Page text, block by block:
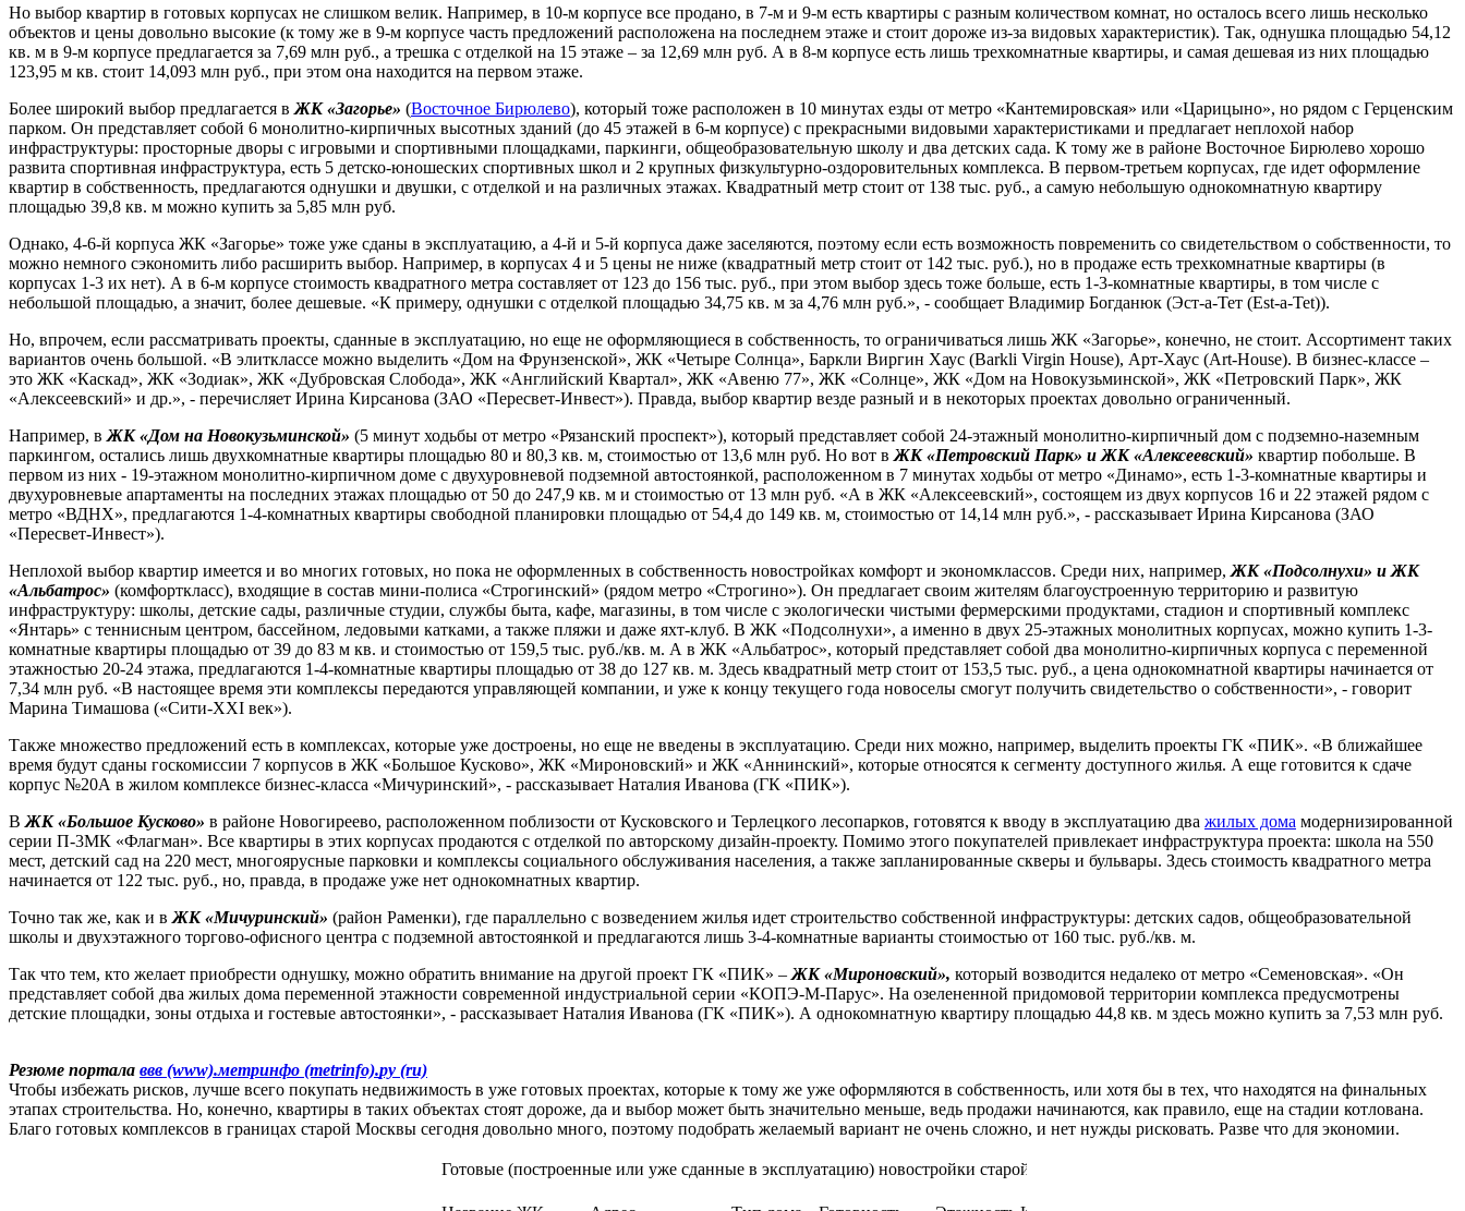
Но выбор квартир в готовых корпусах не слишком велик. Например, в 10-м корпусе все продано, в 7-м и 9-м есть квартиры с разным количеством комнат, но осталось всего лишь несколько
объектов и цены довольно высокие (к тому же в 9-м корпусе часть предложений расположена на последнем этаже и стоит дороже из-за видовых характеристик). Так, однушка площадью 54,12
кв. м в 9-м корпусе предлагается за 7,69 млн руб., а трешка с отделкой на 15 этаже – за 12,69 млн руб. А в 8-м корпусе есть лишь трехкомнатные квартиры, и самая дешевая из них площадью
123,95 м кв. стоит 14,093 млн руб., при этом она находится на первом этаже.
Более широкий выбор предлагается в ЖК «Загорье» (Восточное Бирюлево), который тоже расположен в 10 минутах езды от метро «Кантемировская» или «Царицыно», но рядом с Герценским
парком. Он представляет собой 6 монолитно-кирпичных высотных зданий (до 45 этажей в 6-м корпусе) с прекрасными видовыми характеристиками и предлагает неплохой набор
инфраструктуры: просторные дворы с игровыми и спортивными площадками, паркинги, общеобразовательную школу и два детских сада. К тому же в районе Восточное Бирюлево хорошо
развита спортивная инфраструктура, есть 5 детско-юношеских спортивных школ и 2 крупных физкультурно-оздоровительных комплекса. В первом-третьем корпусах, где идет оформление
квартир в собственность, предлагаются однушки и двушки, с отделкой и на различных этажах. Квадратный метр стоит от 138 тыс. руб., а самую небольшую однокомнатную квартиру
площадью 39,8 кв. м можно купить за 5,85 млн руб.
Однако, 4-6-й корпуса ЖК «Загорье» тоже уже сданы в эксплуатацию, а 4-й и 5-й корпуса даже заселяются, поэтому если есть возможность повременить со свидетельством о собственности, то
можно немного сэкономить либо расширить выбор. Например, в корпусах 4 и 5 цены не ниже (квадратный метр стоит от 142 тыс. руб.), но в продаже есть трехкомнатные квартиры (в
корпусах 1-3 их нет). А в 6-м корпусе стоимость квадратного метра составляет от 123 до 156 тыс. руб., при этом выбор здесь тоже больше, есть 1-3-комнатные квартиры, в том числе с
небольшой площадью, а значит, более дешевые. «К примеру, однушки с отделкой площадью 34,75 кв. м за 4,76 млн руб.», - сообщает Владимир Богданюк (Эст-а-Тет (Est-a-Tet)).
Но, впрочем, если рассматривать проекты, сданные в эксплуатацию, но еще не оформляющиеся в собственность, то ограничиваться лишь ЖК «Загорье», конечно, не стоит. Ассортимент таких
вариантов очень большой. «В элитклассе можно выделить «Дом на Фрунзенской», ЖК «Четыре Солнца», Баркли Виргин Хаус (Barkli Virgin House), Арт-Хаус (Art-House). В бизнес-классе –
это ЖК «Каскад», ЖК «Зодиак», ЖК «Дубровская Слобода», ЖК «Английский Квартал», ЖК «Авеню 77», ЖК «Солнце», ЖК «Дом на Новокузьминской», ЖК «Петровский Парк», ЖК
«Алексеевский» и др.», - перечисляет Ирина Кирсанова (ЗАО «Пересвет-Инвест»). Правда, выбор квартир везде разный и в некоторых проектах довольно ограниченный.
Например, в ЖК «Дом на Новокузьминской» (5 минут ходьбы от метро «Рязанский проспект»), который представляет собой 24-этажный монолитно-кирпичный дом с подземно-наземным
паркингом, остались лишь двухкомнатные квартиры площадью 80 и 80,3 кв. м, стоимостью от 13,6 млн руб. Но вот в ЖК «Петровский Парк» и ЖК «Алексеевский» квартир побольше. В
первом из них - 19-этажном монолитно-кирпичном доме с двухуровневой подземной автостоянкой, расположенном в 7 минутах ходьбы от метро «Динамо», есть 1-3-комнатные квартиры и
двухуровневые апартаменты на последних этажах площадью от 50 до 247,9 кв. м и стоимостью от 13 млн руб. «А в ЖК «Алексеевский», состоящем из двух корпусов 16 и 22 этажей рядом с
метро «ВДНХ», предлагаются 1-4-комнатных квартиры свободной планировки площадью от 54,4 до 149 кв. м, стоимостью от 14,14 млн руб.», - рассказывает Ирина Кирсанова (ЗАО
«Пересвет-Инвест»).
Неплохой выбор квартир имеется и во многих готовых, но пока не оформленных в собственность новостройках комфорт и экономклассов. Среди них, например, ЖК «Подсолнухи» и ЖК
«Альбатрос» (комфорткласс), входящие в состав мини-полиса «Строгинский» (рядом метро «Строгино»). Он предлагает своим жителям благоустроенную территорию и развитую
инфраструктуру: школы, детские сады, различные студии, службы быта, кафе, магазины, в том числе с экологически чистыми фермерскими продуктами, стадион и спортивный комплекс
«Янтарь» с теннисным центром, бассейном, ледовыми катками, а также пляжи и даже яхт-клуб. В ЖК «Подсолнухи», а именно в двух 25-этажных монолитных корпусах, можно купить 1-3-
комнатные квартиры площадью от 39 до 83 м кв. и стоимостью от 159,5 тыс. руб./кв. м. А в ЖК «Альбатрос», который представляет собой два монолитно-кирпичных корпуса с переменной
этажностью 20-24 этажа, предлагаются 1-4-комнатные квартиры площадью от 38 до 127 кв. м. Здесь квадратный метр стоит от 153,5 тыс. руб., а цена однокомнатной квартиры начинается от
7,34 млн руб. «В настоящее время эти комплексы передаются управляющей компании, и уже к концу текущего года новоселы смогут получить свидетельство о собственности», - говорит
Марина Тимашова («Сити-XXI век»).
Также множество предложений есть в комплексах, которые уже достроены, но еще не введены в эксплуатацию. Среди них можно, например, выделить проекты ГК «ПИК». «В ближайшее
время будут сданы госкомиссии 7 корпусов в ЖК «Большое Кусково», ЖК «Мироновский» и ЖК «Аннинский», которые относятся к сегменту доступного жилья. А еще готовится к сдаче
корпус №20А в жилом комплексе бизнес-класса «Мичуринский», - рассказывает Наталия Иванова (ГК «ПИК»).
В ЖК «Большое Кусково» в районе Новогиреево, расположенном поблизости от Кусковского и Терлецкого лесопарков, готовятся к вводу в эксплуатацию два жилых дома модернизированной
серии П-3МК «Флагман». Все квартиры в этих корпусах продаются с отделкой по авторскому дизайн-проекту. Помимо этого покупателей привлекает инфраструктура проекта: школа на 550
мест, детский сад на 220 мест, многоярусные парковки и комплексы социального обслуживания населения, а также запланированные скверы и бульвары. Здесь стоимость квадратного метра
начинается от 122 тыс. руб., но, правда, в продаже уже нет однокомнатных квартир.
Точно так же, как и в ЖК «Мичуринский» (район Раменки), где параллельно с возведением жилья идет строительство собственной инфраструктуры: детских садов, общеобразовательной
школы и двухэтажного торгово-офисного центра с подземной автостоянкой и предлагаются лишь 3-4-комнатные варианты стоимостью от 160 тыс. руб./кв. м.
Так что тем, кто желает приобрести однушку, можно обратить внимание на другой проект ГК «ПИК» – ЖК «Мироновский», который возводится недалеко от метро «Семеновская». «Он
представляет собой два жилых дома переменной этажности современной индустриальной серии «КОПЭ-М-Парус». На озелененной придомовой территории комплекса предусмотрены
детские площадки, зоны отдыха и гостевые автостоянки», - рассказывает Наталия Иванова (ГК «ПИК»). А однокомнатную квартиру площадью 44,8 кв. м здесь можно купить за 7,53 млн руб.
Резюме портала ввв (www).метринфо (metrinfo).ру (ru)
Чтобы избежать рисков, лучше всего покупать недвижимость в уже готовых проектах, которые к тому же уже оформляются в собственность, или хотя бы в тех, что находятся на финальных
этапах строительства. Но, конечно, квартиры в таких объектах стоят дороже, да и выбор может быть значительно меньше, ведь продажи начинаются, как правило, еще на стадии котлована.
Благо готовых комплексов в границах старой Москвы сегодня довольно много, поэтому подобрать желаемый вариант не очень сложно, и нет нужды рисковать. Разве что для экономии.
Готовые (построенные или уже сданные в эксплуатацию) новостройки старой Москвы, апрель 2013 г.